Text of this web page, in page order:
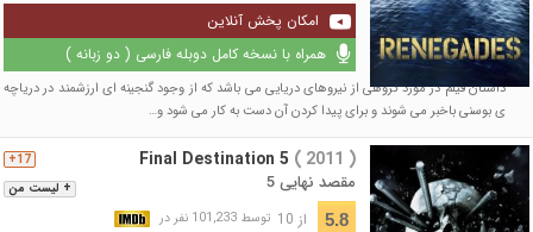
امکان پخش آنلاین
همراه با نسخه کامل دوبله فارسی ( دو زبانه )
داستان فیلم در مورد گروهی از نیروهای دریایی می باشد که از وجود گنجینه ای ارزشمند در دریاچه
ی بوسنی باخبر می شوند و برای پیدا کردن آن دست به کار می شود و…
+ لیست من
17+ Final Destination 5 ( 2011 )
مقصد نهایی 5
5.8 از 10 توسط 101,233 نفر در